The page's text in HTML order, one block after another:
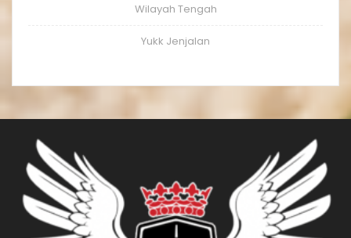
Wilayah Tengah
Yukk Jenjalan